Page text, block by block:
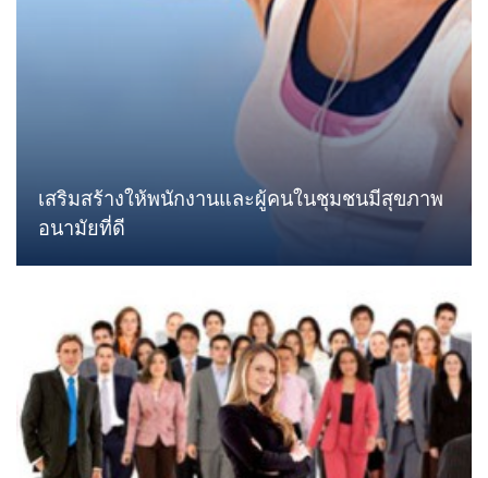
เสริมสร้างให้พนักงานและผู้คนในชุมชนมีสุขภาพ
อนามัยที่ดี